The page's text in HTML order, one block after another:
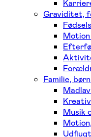
Graviditet,
Familie,
Musik